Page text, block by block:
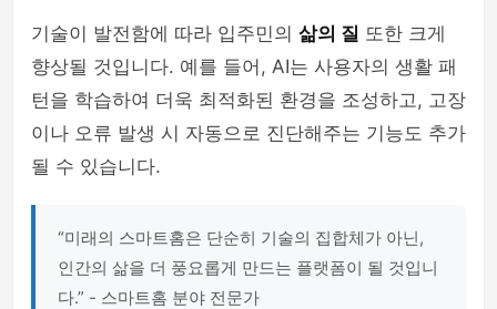
기술이 발전함에 따라 입주민의 삶의 질 또한 크게
향상될 것입니다. 예를 들어, AI는 사용자의 생활 패
턴을 학습하여 더욱 최적화된 환경을 조성하고, 고장
이나 오류 발생 시 자동으로 진단해주는 기능도 추가
될 수 있습니다.
“미래의 스마트홈은 단순히 기술의 집합체가 아닌,
인간의 삶을 더 풍요롭게 만드는 플랫폼이 될 것입니
다.” - 스마트홈 분야 전문가